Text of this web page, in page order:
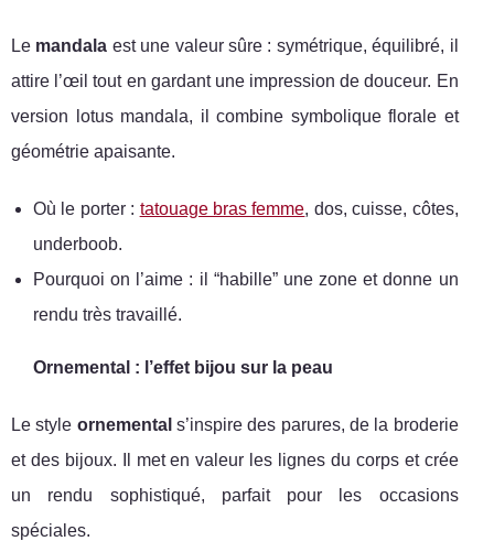
Le mandala est une valeur sûre : symétrique, équilibré, il
attire l’œil tout en gardant une impression de douceur. En
version lotus mandala, il combine symbolique florale et
géométrie apaisante.
Où le porter : tatouage bras femme, dos, cuisse, côtes,
underboob.
Pourquoi on l’aime : il “habille” une zone et donne un
rendu très travaillé.
Ornemental : l’effet bijou sur la peau
Le style ornemental s’inspire des parures, de la broderie
et des bijoux. Il met en valeur les lignes du corps et crée
un rendu sophistiqué, parfait pour les occasions
spéciales.